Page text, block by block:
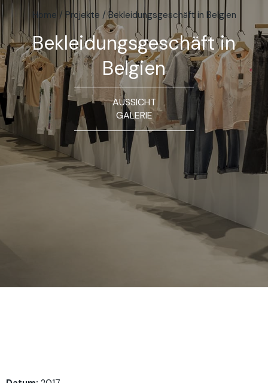
Home / Projekte /Bekleidungsgeschäft in Belgien
Bekleidungsgeschäft in
Belgien
AUSSICHT
GALERIE